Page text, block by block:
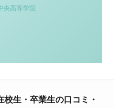
生・卒業生の口コミ・